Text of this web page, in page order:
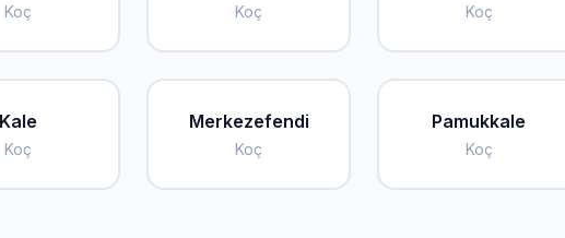
Koç Koç Koç
Kale
Koç
Merkezefendi
Koç
Pamukkale
Koç